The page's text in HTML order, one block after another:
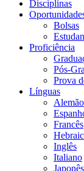
Disciplinas
Bolsas
Proficiência
Pós-
Prova
Línguas
Alemão
Francês
Inglês
Italiano
Japonês